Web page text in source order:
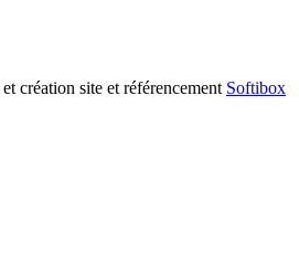
création site et référencement Softibox